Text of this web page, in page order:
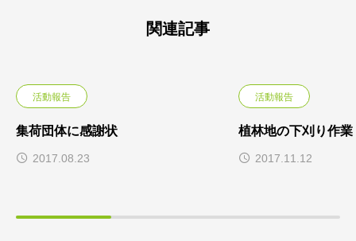
関連記事
活動報告
集荷団体に感謝状
2017.08.23
活動報告
植林地の下刈り作業
2017.11.12